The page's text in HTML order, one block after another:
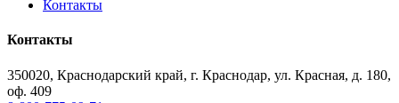
Контакты
Контакты
350020, Краснодарский край, г. Краснодар, ул. Красная, д. 180,
оф. 409